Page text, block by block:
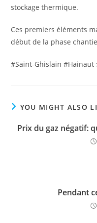
stockage thermique.
Ces premiers éléments
début de la phase
#Saint-Ghislain #Hainaut
YOU MIGHT ALSO
Prix du gaz négatif:
Pendant